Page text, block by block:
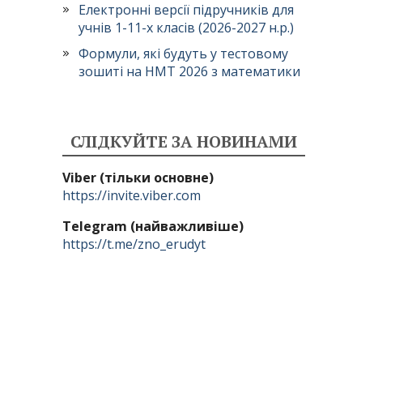
Електронні версії підручників для
учнів 1-11-х класів (2026-2027 н.р.)
Формули, які будуть у тестовому
зошиті на НМТ 2026 з математики
СЛІДКУЙТЕ ЗА НОВИНАМИ
Viber (тільки основне)
https://invite.viber.com
Telegram (найважливіше)
https://t.me/zno_erudyt